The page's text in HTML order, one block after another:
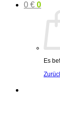
0 € 0
Es